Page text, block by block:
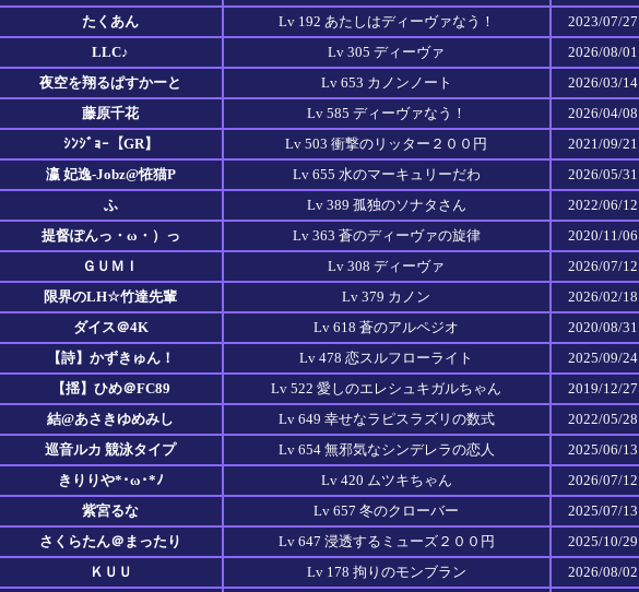
たくあん Lv 192 あたしはディーヴァなう！
2023/07/27
LLC♪ Lv 305 ディーヴァ
2026/08/01
夜空を翔るぱすかーと Lv 653 カノンノート
2026/03/14
藤原千花 Lv 585 ディーヴァなう！
2026/04/08
ｼﾝｼﾞｮｰ【GR】 Lv 503 衝撃のリッター２００円
2021/09/21
瀛 妃逸-Jobz@恠猫P Lv 655 水のマーキュリーだわ
2026/05/31
ふ Lv 389 孤独のソナタさん
2022/06/12
提督ぽんっ・ω・）っ Lv 363 蒼のディーヴァの旋律
2020/11/06
ＧＵＭＩ Lv 308 ディーヴァ
2026/07/12
限界のLH☆竹達先輩 Lv 379 カノン
2026/02/18
ダイス＠4K Lv 618 蒼のアルペジオ
2020/08/31
【詩】かずきゅん！ Lv 478 恋スルフローライト
2025/09/24
【揺】ひめ＠FC89 Lv 522 愛しのエレシュキガルちゃん
2019/12/27
結@あさきゆめみし Lv 649 幸せなラピスラズリの数式
2022/05/28
巡音ルカ 競泳タイプ Lv 654 無邪気なシンデレラの恋人
2025/06/13
きりりや*･ω･*ﾉ Lv 420 ムツキちゃん
2026/07/12
紫宮るな Lv 657 冬のクローバー
2025/07/13
さくらたん＠まったり Lv 647 浸透するミューズ２００円
2025/10/29
ＫＵＵ Lv 178 拘りのモンブラン 2026/08/02